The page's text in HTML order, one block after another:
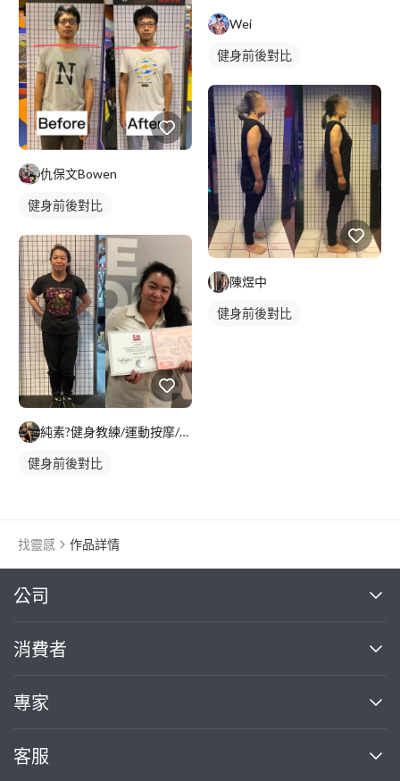
仇保文Bowen
健身前後對比
純素?健身教練/運動按摩/Alan
健身前後對比
Wei
健身前後對比
陳煜中
健身前後對比
找靈感 作品詳情
公司
關於我們
部落格
加入我們
消費者
買服務
熱門服務
專家
案件中心
客服
繼續完成